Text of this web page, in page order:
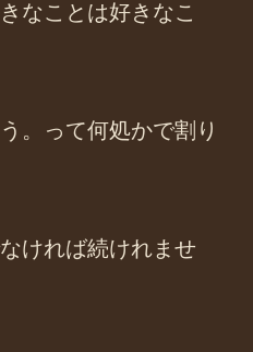
なことは好きなこ
。って何処かで割り
ければ続けれませ